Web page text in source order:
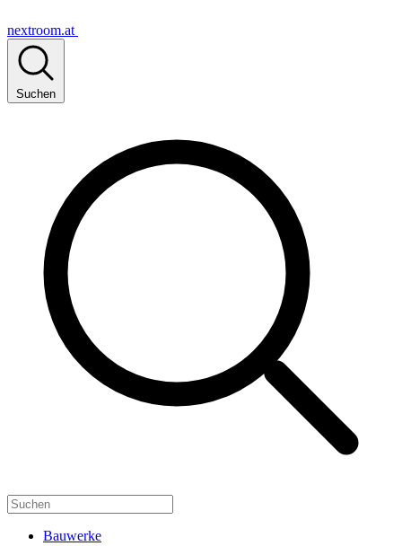
nextroom.at
Suchen
Bauwerke